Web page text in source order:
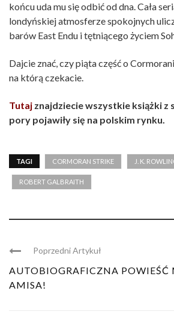
końcu uda mu się odbić od dna. Cała
londyńskiej atmosferze spokojnych
barów East Endu i tętniącego życiem
Dajcie znać, czy piąta część o
na którą czekacie.
Tutaj znajdziecie wszystkie książki
pory pojawiły się na polskim rynku.
TAGI CORMORAN STRIKE J. K.
ROBERT GALBRAITH
Poprzedni Artykuł
AUTOBIOGRAFICZNA POWIEŚĆ
AMISA!